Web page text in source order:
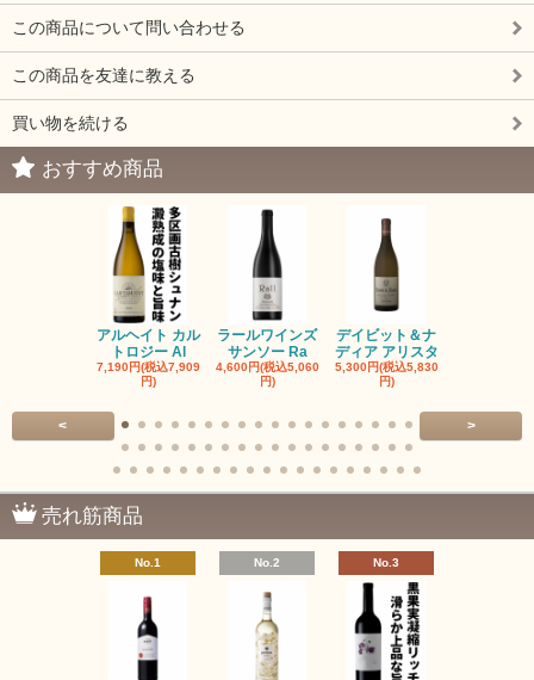
この商品について問い合わせる
この商品を友達に教える
買い物を続ける
おすすめ商品
アルヘイト カル
トロジー Al
7,190円(税込7,909
円)
ラールワインズ
サンソー Ra
4,600円(税込5,060
円)
デイビット＆ナ
ディア アリスタ
5,300円(税込5,830
円)
< >
売れ筋商品
No.1 No.2 No.3